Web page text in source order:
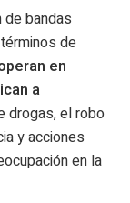
de bandas
de
en
a
drogas, el robo
y acciones
en la